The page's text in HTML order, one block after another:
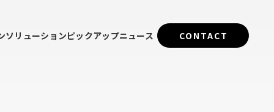
ソリューションピックアップニュース CONTACT